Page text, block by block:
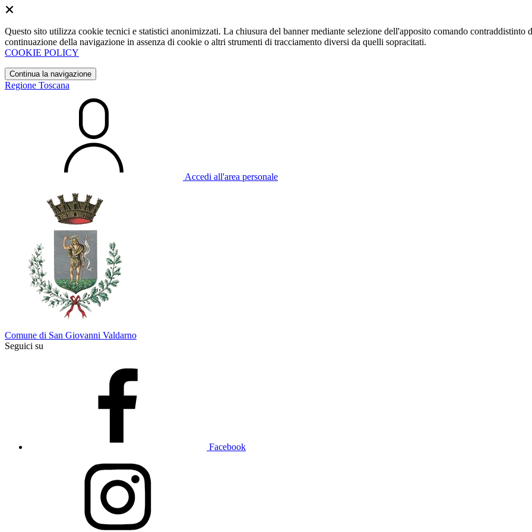
Questo sito utilizza cookie tecnici e statistici anonimizzati. La chiusura del banner mediante selezione dell'apposito comando
continuazione della navigazione in assenza di cookie o altri strumenti di tracciamento diversi da quelli sopracitati.
COOKIE POLICY
Continua la navigazione
Regione Toscana
Accedi all'area personale
Comune di San Giovanni Valdarno
Seguici su
Facebook